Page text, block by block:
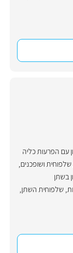
עם הפרעות כליה
ושופכנים,
בשתן
, שלפוחית השתן,